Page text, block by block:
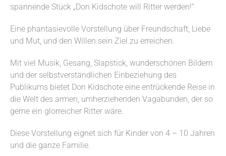
spannende Stück „Don Kidschote will Ritter werden!“
Eine phantasievolle Vorstellung über Freundschaft, Liebe
und Mut, und den Willen sein Ziel zu erreichen.
Mit viel Musik, Gesang, Slapstick, wunderschönen Bildern
und der selbstverständlichen Einbeziehung des
Publikums bietet Don Kidschote eine entrückende Reise in
die Welt des armen, umherziehenden Vagabunden, der so
gerne ein glorreicher Ritter wäre.
Diese Vorstellung eignet sich für Kinder von 4 – 10 Jahren
und die ganze Familie.